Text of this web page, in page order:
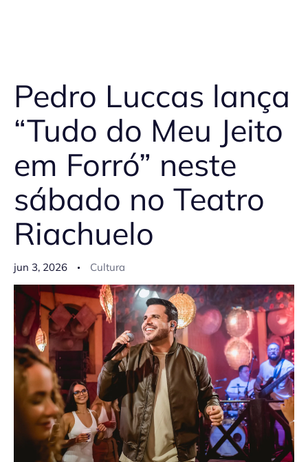
Pedro Luccas lança
“Tudo do Meu Jeito
em Forró” neste
sábado no Teatro
Riachuelo
jun 3, 2026 Cultura